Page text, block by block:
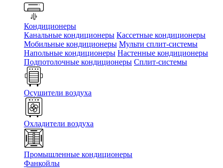
Кондиционеры
Канальные кондиционеры Кассетные кондиционеры
Мобильные кондиционеры Мульти сплит-системы
Напольные кондиционеры Настенные кондиционеры
Подпотолочные кондиционеры Сплит-системы
Осушители воздуха
Охладители воздуха
Промышленные кондиционеры
Фанкойлы